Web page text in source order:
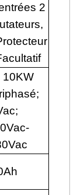
2
10KW